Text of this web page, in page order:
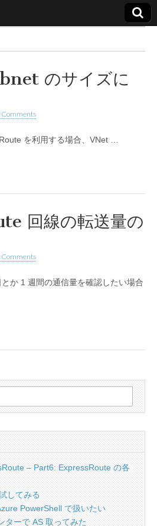
のサイズに
Comments
を利用する場合、VNet …
回線の転送量の
Comments
か 1 週間の通信量を確認したい場合
– Part6: ExpressRoute の各
してみる
PowerShell で扱いたい
ターで AS 取ってみた